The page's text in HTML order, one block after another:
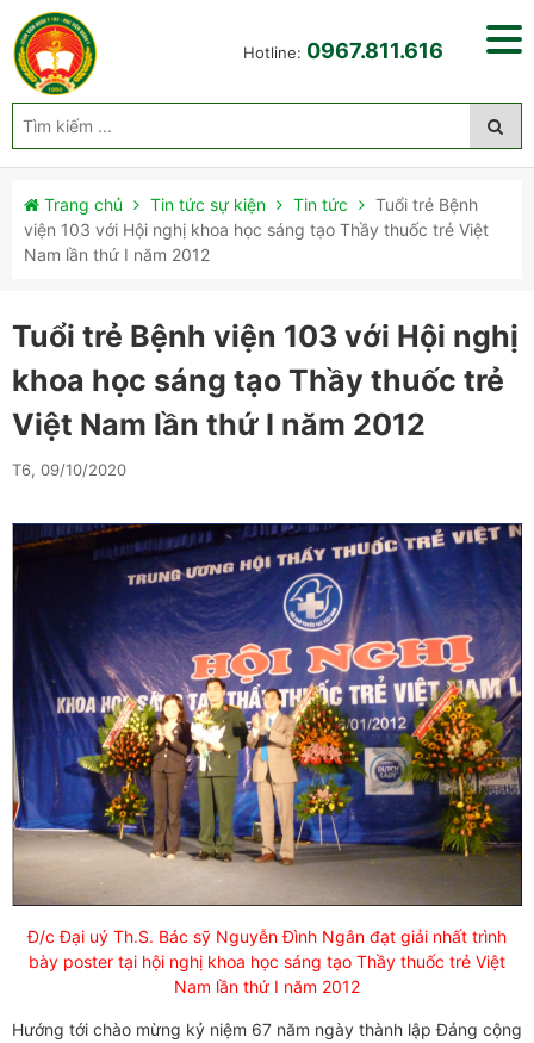
Hotline: 0967.811.616
Trang chủ Tin tức sự kiện Tin tức
Tuổi trẻ Bệnh
viện 103 với Hội nghị khoa học sáng tạo Thầy thuốc trẻ Việt
Nam lần thứ I năm 2012
Tuổi trẻ Bệnh viện 103 với Hội nghị
khoa học sáng tạo Thầy thuốc trẻ
Việt Nam lần thứ I năm 2012
T6, 09/10/2020
Đ/c Đại uý Th.S. Bác sỹ Nguyễn Đình Ngân đạt giải nhất trình
bày poster tại hội nghị khoa học sáng tạo Thầy thuốc trẻ Việt
Nam lần thứ I năm 2012
Hướng tới chào mừng kỷ niệm 67 năm ngày thành lập Đảng cộng